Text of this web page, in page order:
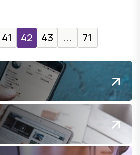
41 42 43 ... 71